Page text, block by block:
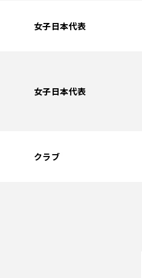
女子日本代表
女子日本代表
クラブ